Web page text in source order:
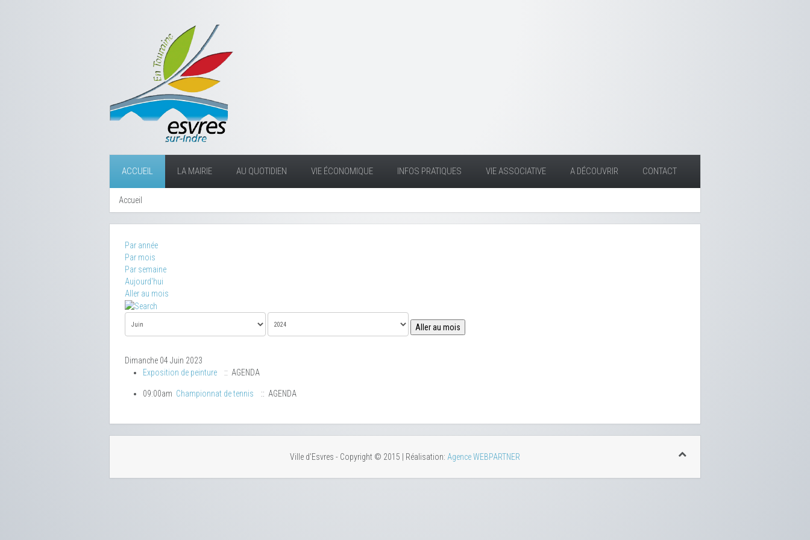
ACCUEIL LA MAIRIE AU QUOTIDIEN VIE ÉCONOMIQUE INFOS PRATIQUES VIE ASSOCIATIVE A DÉCOUVRIR CONTACT
Accueil
Par année
Par mois
Par semaine
Aujourd'hui
Aller au mois
Aller au mois
Dimanche 04 Juin 2023
Exposition de peinture
:: AGENDA
09:00am Championnat de tennis :: AGENDA
Ville d'Esvres - Copyright © 2015 | Réalisation: Agence WEBPARTNER